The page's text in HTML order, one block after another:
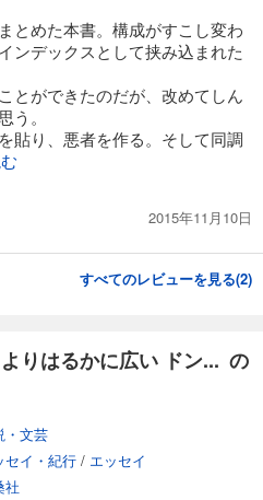
とめた本書。構成がすこし変わ
ンデックスとして挟み込まれた
とができたのだが、改めてしん
う。
貼り、悪者を作る。そして同調
2015年11月10日
すべてのレビューを見る(2)
りはるかに広い ドン... の
・文芸
セイ・紀行 / エッセイ
社